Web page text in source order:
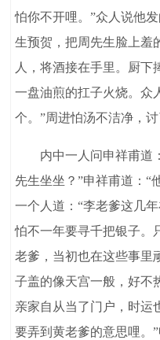
怕你不开哩。”众人说他
生预贺，把周先生脸上羞
人，将酒接在手里。厨下
一盘油煎的扛子火烧。众
个。”周进怕汤不洁净，讨
内中一人问申祥甫道：
先生坐坐？”申祥甫道：“
一个人道：“李老爹这几
怕不一年要寻千把银子。
老爹，当初也在这些事里
子盖的像天宫一般，好不
亲家自从当了门户，时运
要弄到黄老爹的意思哩。